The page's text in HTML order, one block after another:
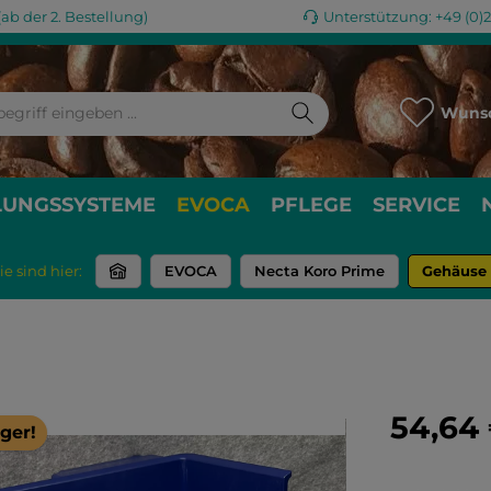
der 2. Bestellung) Unterstützung: +49
EVOCA PFLEGE SERVICE
sind hier: EVOCA Necta Koro Prime Gehäuse
Regulärer
54,64